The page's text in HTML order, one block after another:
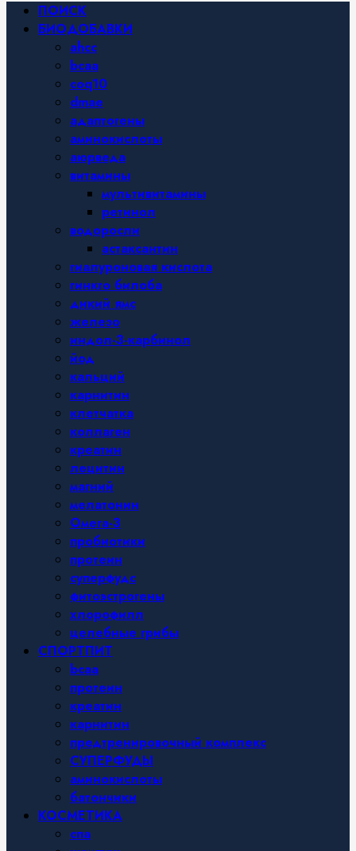
Основное
меню
ПОИСК
БИОДОБАВКИ
ahcc
bcaa
coq10
dmae
адаптогены
аминокислоты
аюрведа
витамины
мультивитамины
ретинол
водоросли
астаксантин
гиалуроновая кислота
гинкго билоба
дикий ямс
железо
индол-3-карбинол
йод
кальций
карнитин
клетчатка
коллаген
креатин
лецитин
магний
мелатонин
Омега-3
пробиотики
протеин
суперфудс
фитоэстрогены
хлорофилл
целебные грибы
СПОРТПИТ
bcaa
протеин
креатин
карнитин
предтренировочный комплекс
СУПЕРФУДЫ
аминокислоты
батончики
КОСМЕТИКА
спа